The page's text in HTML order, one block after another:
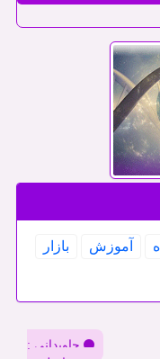
آموزش
بازار
جاویدانی :